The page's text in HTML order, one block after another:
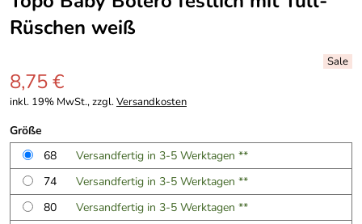
Rüschen weiß
8,75 €
inkl. 19% MwSt., zzgl.Versandkosten
Größe
68
Versandfertig in 3-5 Werktagen **
74
Versandfertig in 3-5 Werktagen **
80
Versandfertig in 3-5 Werktagen **